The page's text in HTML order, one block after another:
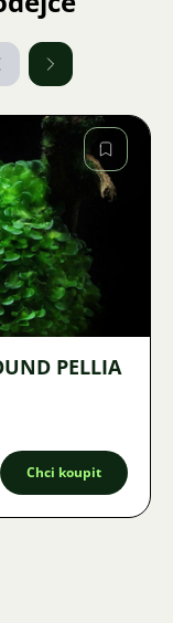
PELLIA
Chci koupit